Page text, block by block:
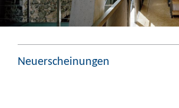
Neuerscheinungen